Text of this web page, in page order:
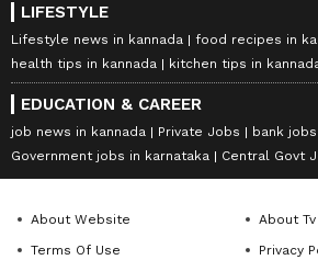
LIFESTYLE
Lifestyle news in kannada
food recipes in
health tips in kannada
kitchen tips in
EDUCATION & CAREER
job news in kannada Private Jobs
bank
Government jobs in karnataka
Central Govt
About Website
About Tv
Terms Of Use
Privacy